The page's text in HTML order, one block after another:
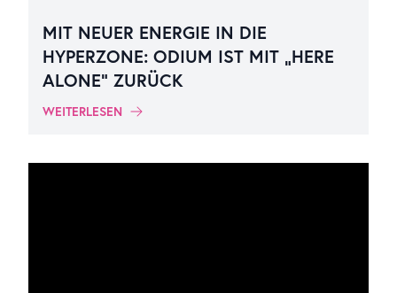
MIT NEUER ENERGIE IN DIE
HYPERZONE: ODIUM IST MIT „HERE
ALONE“ ZURÜCK
WEITERLESEN